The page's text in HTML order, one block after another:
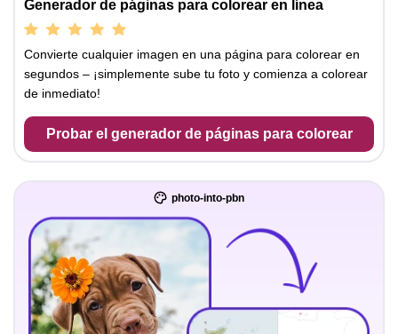
Generador de páginas para colorear en línea
Convierte cualquier imagen en una página para colorear en
segundos – ¡simplemente sube tu foto y comienza a colorear
de inmediato!
Probar el generador de páginas para colorear
photo-into-pbn